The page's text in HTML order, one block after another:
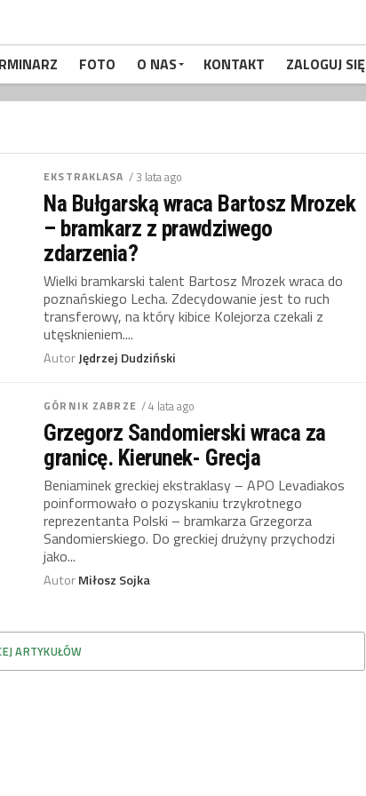
FOTO O NAS KONTAKT ZALOGUJ SIĘ
EKSTRAKLASA / 3 lata ago
Na Bułgarską wraca Bartosz Mrozek
– bramkarz z prawdziwego
zdarzenia?
Wielki bramkarski talent Bartosz Mrozek wraca do
poznańskiego Lecha. Zdecydowanie jest to ruch
transferowy, na który kibice Kolejorza czekali z
utęsknieniem....
AutorJędrzej Dudziński
GÓRNIK ZABRZE / 4 lata ago
Grzegorz Sandomierski wraca za
granicę. Kierunek- Grecja
Beniaminek greckiej ekstraklasy – APO Levadiakos
poinformowało o pozyskaniu trzykrotnego
reprezentanta Polski – bramkarza Grzegorza
Sandomierskiego. Do greckiej drużyny przychodzi
jako...
AutorMiłosz Sojka
ARTYKUŁÓW